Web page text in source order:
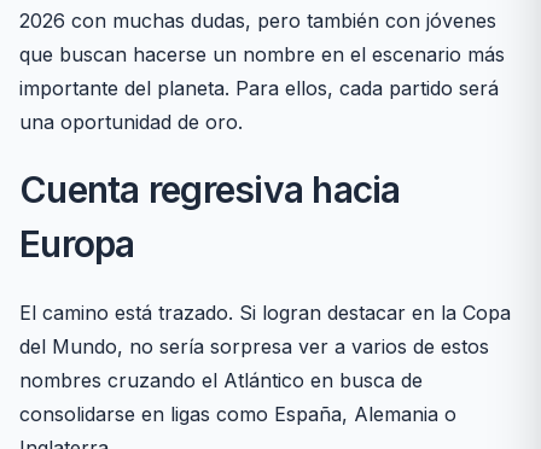
2026 con muchas dudas, pero también con jóvenes
que buscan hacerse un nombre en el escenario más
importante del planeta. Para ellos, cada partido será
una oportunidad de oro.
Cuenta regresiva hacia
Europa
El camino está trazado. Si logran destacar en la Copa
del Mundo, no sería sorpresa ver a varios de estos
nombres cruzando el Atlántico en busca de
consolidarse en ligas como España, Alemania o